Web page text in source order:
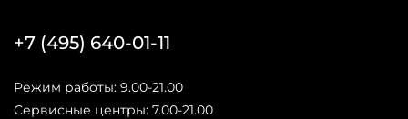
+7 (495) 640-01-11
Режим работы: 9.00-21.00
Сервисные центры: 7.00-21.00